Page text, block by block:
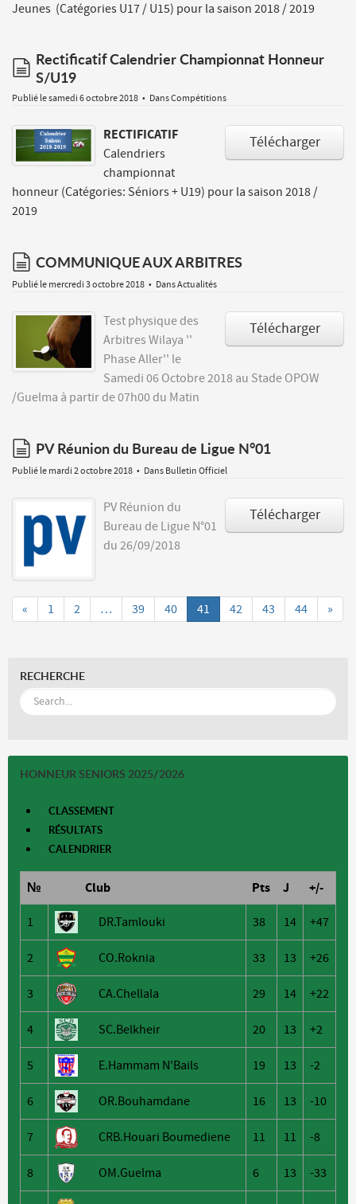
Jeunes (Catégories U17 / U15) pour la saison 2018 / 2019
document
Rectificatif Calendrier Championnat Honneur
S/U19
Publié le samedi 6 octobre 2018 DansCompétitions
Télécharger
RECTIFICATIF
Calendriers
championnat
honneur (Catégories: Séniors + U19) pour la saison 2018 /
2019
document
COMMUNIQUE AUX ARBITRES
Publié le mercredi 3 octobre 2018 DansActualités
Télécharger
Test physique des
Arbitres Wilaya ''
Phase Aller'' le
Samedi 06 Octobre 2018 au Stade OPOW
/Guelma à partir de 07h00 du Matin
document
PV Réunion du Bureau de Ligue N°01
Publié le mardi 2 octobre 2018 Dans Bulletin Officiel
Télécharger
PV Réunion du
Bureau de Ligue N°01
du 26/09/2018
« 1 2 … 39 40 41 42 43 44 »
RECHERCHE
HONNEUR SENIORS 2025/2026
CLASSEMENT
RÉSULTATS
CALENDRIER
№ Club Pts J +/-
1 DR.Tamlouki 38 14 +47
2 CO.Roknia 33 13 +26
3 CA.Chellala 29 14 +22
4 SC.Belkheir 20 13 +2
5 E.Hammam N'Bails 19 13 -2
6 OR.Bouhamdane 16 13 -10
7 CRB.Houari Boumediene 11 11 -8
8 OM.Guelma 6 13 -33